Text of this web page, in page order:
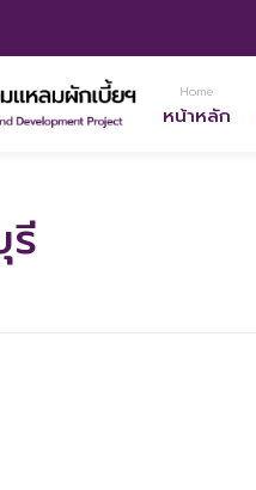
Home
หน้าหลัก